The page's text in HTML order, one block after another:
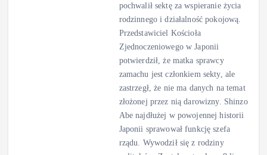
pochwalił sektę za wspieranie życia
rodzinnego i działalność pokojową.
Przedstawiciel Kościoła
Zjednoczeniowego w Japonii
potwierdził, że matka sprawcy
zamachu jest członkiem sekty, ale
zastrzegł, że nie ma danych na temat
złożonej przez nią darowizny. Shinzo
Abe najdłużej w powojennej historii
Japonii sprawował funkcję szefa
rządu. Wywodził się z rodziny